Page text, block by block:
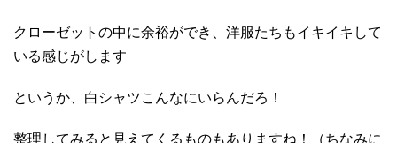
クローゼットの中に余裕ができ、洋服たちもイキイキして
いる感じがします
というか、白シャツこんなにいらんだろ！
整理してみると見えてくるものもありますね！（ちなみに